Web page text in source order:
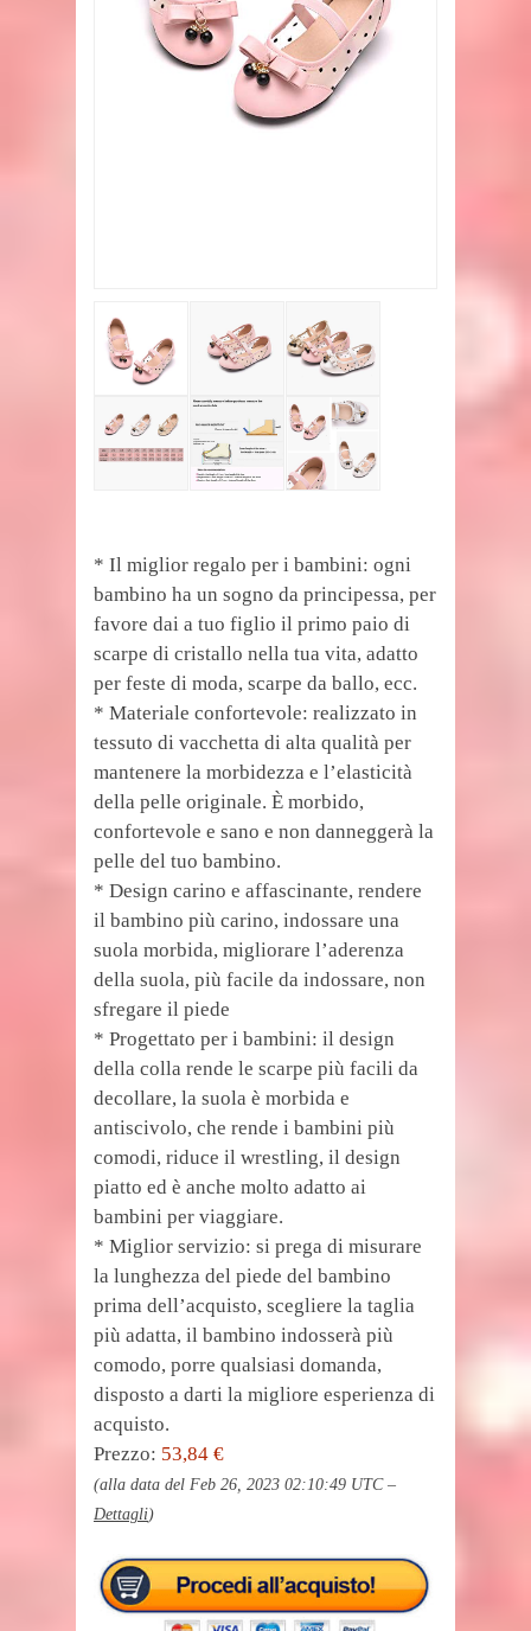
* Il miglior regalo per i bambini: ogni
bambino ha un sogno da principessa, per
favore dai a tuo figlio il primo paio di
scarpe di cristallo nella tua vita, adatto
per feste di moda, scarpe da ballo, ecc.
* Materiale confortevole: realizzato in
tessuto di vacchetta di alta qualità per
mantenere la morbidezza e l’elasticità
della pelle originale. È morbido,
confortevole e sano e non danneggerà la
pelle del tuo bambino.
* Design carino e affascinante, rendere
il bambino più carino, indossare una
suola morbida, migliorare l’aderenza
della suola, più facile da indossare, non
sfregare il piede
* Progettato per i bambini: il design
della colla rende le scarpe più facili da
decollare, la suola è morbida e
antiscivolo, che rende i bambini più
comodi, riduce il wrestling, il design
piatto ed è anche molto adatto ai
bambini per viaggiare.
* Miglior servizio: si prega di misurare
la lunghezza del piede del bambino
prima dell’acquisto, scegliere la taglia
più adatta, il bambino indosserà più
comodo, porre qualsiasi domanda,
disposto a darti la migliore esperienza di
acquisto.
Prezzo: 53,84 €
(alla data del Feb 26, 2023 02:10:49 UTC –
Dettagli)